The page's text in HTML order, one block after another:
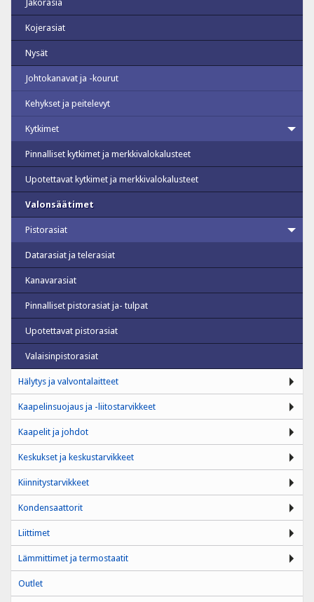
Jakorasia
Kojerasiat
Nysät
Johtokanavat ja -kourut
Kehykset ja peitelevyt
Kytkimet
Pinnalliset kytkimet ja merkkivalokalusteet
Upotettavat kytkimet ja merkkivalokalusteet
Valonsäätimet
Pistorasiat
Datarasiat ja telerasiat
Kanavarasiat
Pinnalliset pistorasiat ja- tulpat
Upotettavat pistorasiat
Valaisinpistorasiat
Hälytys ja valvontalaitteet
Kaapelinsuojaus ja -liitostarvikkeet
Kaapelit ja johdot
Keskukset ja keskustarvikkeet
Kiinnitystarvikkeet
Kondensaattorit
Liittimet
Lämmittimet ja termostaatit
Outlet